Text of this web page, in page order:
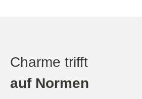
Charme trifft
auf Normen